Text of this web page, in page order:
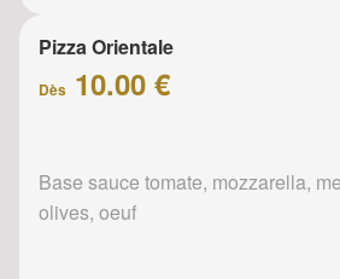
Pizza Orientale
Dès 10.00 €
Base sauce tomate, mozzarella,
olives, oeuf